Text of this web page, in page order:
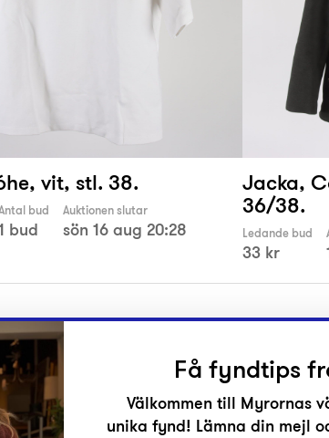
vit, stl. 38.
bud
bud
Auktionen slutar
sön 16 aug 20:28
Jacka,
36/38.
Ledande bud
33 kr
Få fyndtips
Välkommen till Myrornas
unika fynd! Lämna din mejl